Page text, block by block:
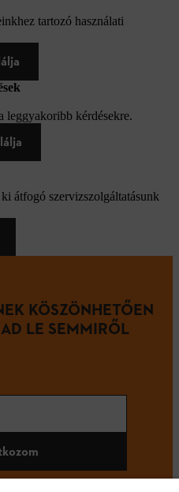
tartozó használati
leggyakoribb kérdésekre.
átfogó szervizszolgáltatásunk
KÖSZÖNHETŐEN
LE SEMMIRŐL